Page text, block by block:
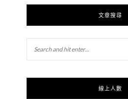
文章搜尋
線上人數